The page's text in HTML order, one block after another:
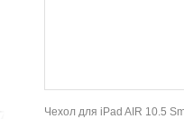
Чехол для iPad AIR 10.5